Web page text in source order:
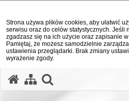
Strona używa plików cookies, aby ułatwić
serwisu oraz do celów statystycznych. Jeśli
zgadzasz się na ich użycie oraz zapisanie
Pamiętaj, że możesz samodzielnie
ustawienia przeglądarki. Brak zmiany
wyrażenie zgody.